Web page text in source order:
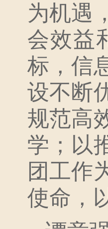
为机遇
会效益
标，信
设不断
规范高
学；以
团工作
使命，